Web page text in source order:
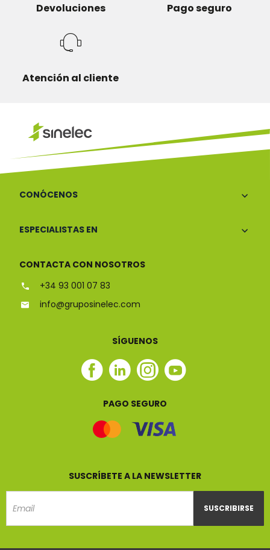
Devoluciones Pago seguro
Atención al cliente
CONÓCENOS
ESPECIALISTAS EN
CONTACTA CON NOSOTROS
+34 93 001 07 83
info@gruposinelec.com
SÍGUENOS
Facebook
Linkedin
Instagram
Youtube
PAGO SEGURO
SUSCRÍBETE A LA NEWSLETTER
SUSCRIBIRSE